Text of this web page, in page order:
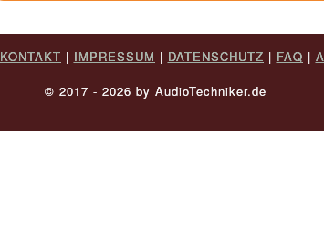
KONTAKT | IMPRESSUM | DATENSCHUTZ | FAQ |
© 2017 - 2026 by AudioTechniker.de